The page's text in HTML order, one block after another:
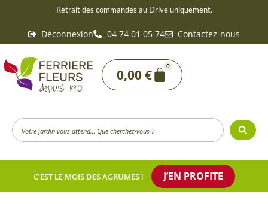
contenu
Retrait des commandes au Drive uniquement.
Déconnexion 04 74 01 05 74 Contactez-nous
0,00€
0
Panier
Search
...
C’EST LE MOIS DES AGRUMES ! J’EN PROFITE